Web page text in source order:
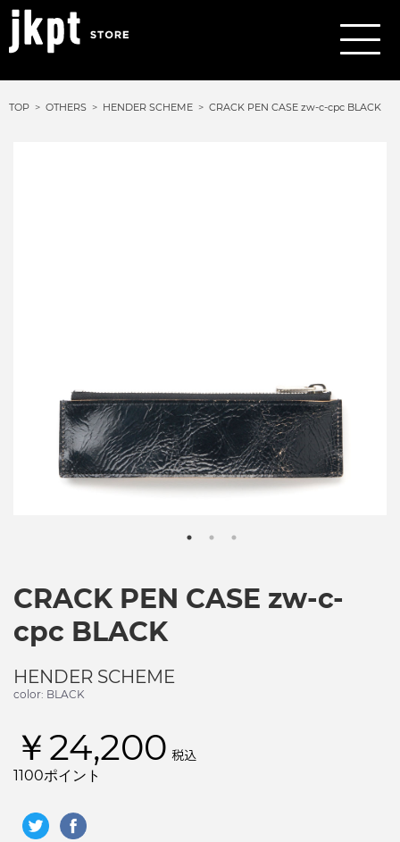
TOP OTHERS HENDER SCHEME CRACK PEN CASE zw-c-cpc BLACK
CRACK PEN CASE zw-c-
cpc BLACK
HENDER SCHEME
color: BLACK
￥24,200 税込
1100ポイント